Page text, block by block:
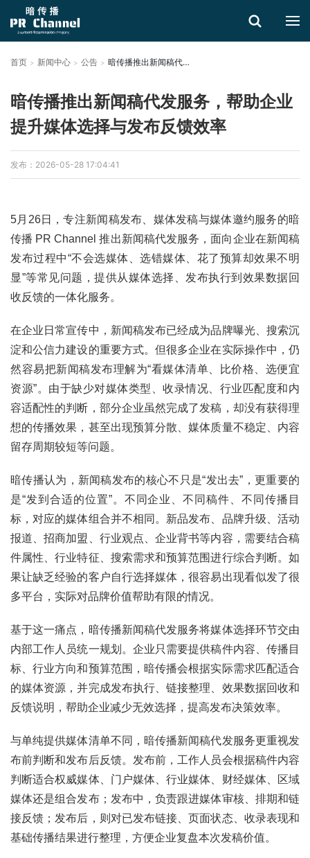
首页 新闻中心 公告 暗传播推出新闻稿代发服务，帮助企业提升媒体选择与发布反馈效率
暗传播推出新闻稿代发服务，帮助企业
提升媒体选择与发布反馈效率
发布：2026-05-28 17:04:41
5月26日，专注新闻稿发布、媒体发稿与媒体邀约服务的暗
传播 PR Channel 推出新闻稿代发服务，面向企业在新闻稿
发布过程中“不会选媒体、选错媒体、花了预算却效果不明
显”等常见问题，提供从媒体选择、发布执行到效果数据回
收反馈的一体化服务。
在企业日常宣传中，新闻稿发布已经成为品牌曝光、搜索沉
淀和公信力建设的重要方式。但很多企业在实际操作中，仍
然容易把新闻稿发布理解为“看媒体清单、比价格、选便宜
资源”。由于缺少对媒体类型、收录情况、行业匹配度和内
容适配性的判断，部分企业虽然完成了发稿，却没有获得理
想的传播效果，甚至出现预算分散、媒体质量不稳定、内容
留存周期较短等问题。
暗传播认为，新闻稿发布的核心不只是“发出去”，更重要的
是“发到合适的位置”。不同企业、不同稿件、不同传播目
标，对应的媒体组合并不相同。新品发布、品牌升级、活动
报道、招商加盟、行业观点、企业背书等内容，需要结合稿
件属性、行业特征、搜索需求和预算范围进行综合判断。如
果让缺乏经验的客户自行选择媒体，很容易出现看似发了很
多平台，实际对品牌价值帮助有限的情况。
基于这一痛点，暗传播新闻稿代发服务将媒体选择环节交由
内部工作人员统一规划。企业只需要提供稿件内容、传播目
标、行业方向和预算范围，暗传播会根据实际需求匹配适合
的媒体资源，并完成发布执行、链接整理、效果数据回收和
反馈说明，帮助企业减少无效选择，提高发布决策效率。
与单纯提供媒体清单不同，暗传播新闻稿代发服务更重视发
布前判断和发布后反馈。发布前，工作人员会根据稿件内容
判断适合权威媒体、门户媒体、行业媒体、财经媒体、区域
媒体还是组合发布；发布中，负责跟进媒体审核、排期和链
接反馈；发布后，则对已发布链接、页面状态、收录表现和
基础传播结果进行整理，方便企业复盘本次发稿价值。